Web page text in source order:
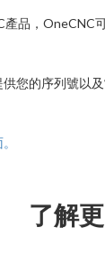
品，OneCNC
您的序列號以
了解